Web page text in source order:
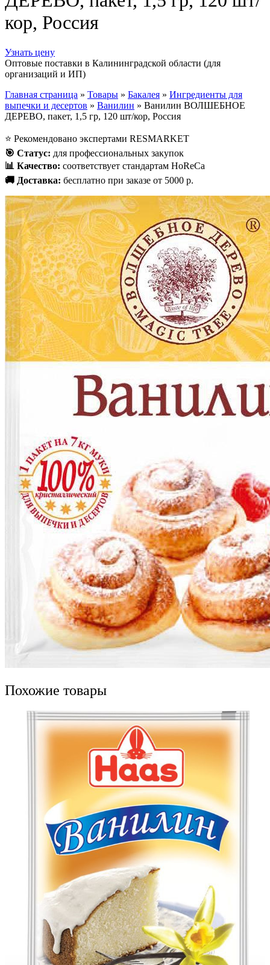
кор, Россия
Узнать цену
Оптовые поставки в Калининградской области (для
организаций и ИП)
Главная страница » Товары » Бакалея » Ингредиенты для
выпечки и десертов » Ванилин » Ванилин ВОЛШЕБНОЕ
ДЕРЕВО, пакет, 1,5 гр, 120 шт/кор, Россия
⭐ Рекомендовано экспертами RESMARKET
🎯 Статус: для профессиональных закупок
📊 Качество: соответствует стандартам HoReCa
🚚 Доставка: бесплатно при заказе от 5000 р.
Похожие товары